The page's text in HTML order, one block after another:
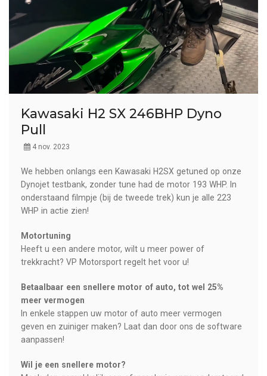
Kawasaki H2 SX 246BHP Dyno
Pull
4 nov. 2023
We hebben onlangs een Kawasaki H2SX getuned op onze
Dynojet testbank, zonder tune had de motor 193 WHP. In
onderstaand filmpje (bij de tweede trek) kun je alle 223
WHP in actie zien!
Motortuning
Heeft u een andere motor, wilt u meer power of
trekkracht? VP Motorsport regelt het voor u!
Betaalbaar een snellere motor of auto, tot wel 25%
meer vermogen
In enkele stappen uw motor of auto meer vermogen
geven en zuiniger maken? Laat dan door ons de software
aanpassen!
Wil je een snellere motor?